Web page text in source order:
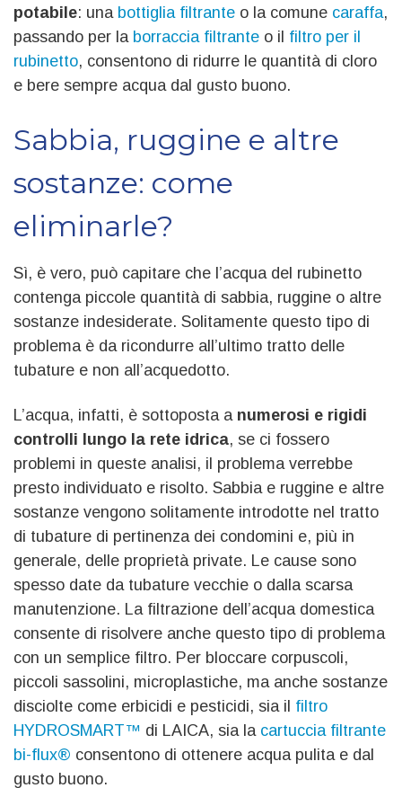
potabile: una bottiglia filtrante o la comune caraffa,
passando per la borraccia filtrante o il filtro per il
rubinetto, consentono di ridurre le quantità di cloro
e bere sempre acqua dal gusto buono.
Sabbia, ruggine e altre
sostanze: come
eliminarle?
Sì, è vero, può capitare che l’acqua del rubinetto
contenga piccole quantità di sabbia, ruggine o altre
sostanze indesiderate. Solitamente questo tipo di
problema è da ricondurre all’ultimo tratto delle
tubature e non all’acquedotto.
L’acqua, infatti, è sottoposta a numerosi e rigidi
controlli lungo la rete idrica, se ci fossero
problemi in queste analisi, il problema verrebbe
presto individuato e risolto. Sabbia e ruggine e altre
sostanze vengono solitamente introdotte nel tratto
di tubature di pertinenza dei condomini e, più in
generale, delle proprietà private. Le cause sono
spesso date da tubature vecchie o dalla scarsa
manutenzione. La filtrazione dell’acqua domestica
consente di risolvere anche questo tipo di problema
con un semplice filtro. Per bloccare corpuscoli,
piccoli sassolini, microplastiche, ma anche sostanze
disciolte come erbicidi e pesticidi, sia il filtro
HYDROSMART™ di LAICA, sia la cartuccia filtrante
bi-flux® consentono di ottenere acqua pulita e dal
gusto buono.